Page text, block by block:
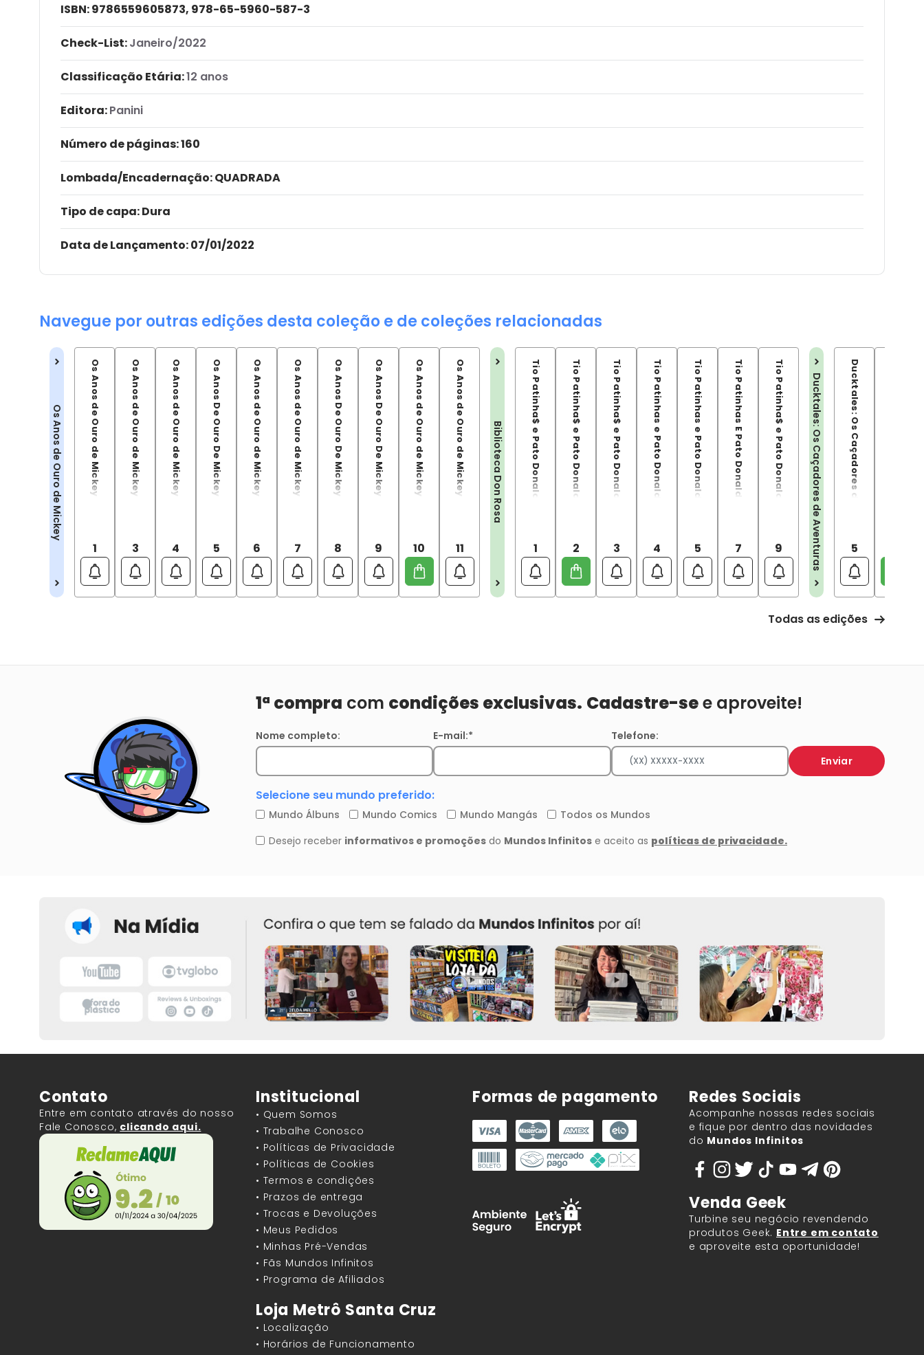
ISBN:9786559605873, 978-65-5960-587-3
Check-List:Janeiro/2022
Classificação Etária:12 anos
Editora:Panini
Número de páginas: 160
Lombada/Encadernação: QUADRADA
Tipo de capa:Dura
Data de Lançamento:07/01/2022
Navegue por outras edições desta coleção e de coleções relacionadas
Os Anos de Ouro de Mickey Os Anos de Ouro de Mickey Vol.01 (1944-1946)
1 Os Anos de Ouro de Mickey Vol.03 (1947-1948)
3 Os Anos de Ouro de Mickey Vol.04 (1948-1950)
4
Os Anos De Ouro De Mickey Vol.05
5 Os Anos de Ouro de Mickey Vol.06 (1951-1952)
6 Os Anos de Ouro de Mickey Vol.07 (1952-1954)
7 Os Anos De Ouro De Mickey vol.08 (1954-1955)
8 Os Anos De Ouro De Mickey vol.09 (1955-1956)
9 Os Anos de Ouro de Mickey vol.10 (1956-1958)
10 Os Anos de Ouro de Mickey Vol.11 (1958-1959)
11
Biblioteca Don Rosa Tio Patinha$ e Pato Donald: O Filho Do Sol
1 Tio Patinha$ e Pato Donald: Volta a Quadrópolis
2 Tio Patinha$ e Pato Donald: O tesouro na bolha de vidro
3 Tio Patinhas e Pato Donald: O último membro do Clã Mac Patinhas
4 Tio Patinhas e Pato Donald: O Pato Mais Rico do Mundo
5 Tio Patinhas E Pato Donald: O Tesouro Dos Dez Avatares
7 Tio Patinha$ e Pato Donald: O Retorno dos Três Cavaleiros
9 Ducktales: Os Caçadores de AventurasDucktales: Os Caçadores de Aventuras Vol.05
5
Todas as edições
Contato
Entre em contato através do nosso
Fale Conosco, clicando aqui.
Institucional
• Quem Somos
• Trabalhe Conosco
• Políticas de Privacidade
• Políticas de Cookies
• Termos e condições
• Prazos de entrega
• Trocas e Devoluções
• Meus Pedidos
• Minhas Pré-Vendas
• Fãs Mundos Infinitos
• Programa de Afiliados
Loja Metrô Santa Cruz
• Localização
• Horários de Funcionamento
Formas de pagamento Redes Sociais
Acompanhe nossas redes sociais
e fique por dentro das novidades
do Mundos Infinitos
Venda Geek
Turbine seu negócio revendendo
produtos Geek. Entre em contato
e aproveite esta oportunidade!